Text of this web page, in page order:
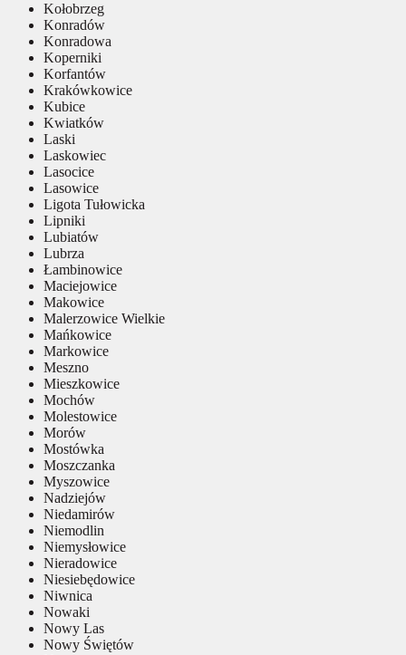
Kołobrzeg
Konradów
Konradowa
Koperniki
Korfantów
Krakówkowice
Kubice
Kwiatków
Laski
Laskowiec
Lasocice
Lasowice
Ligota Tułowicka
Lipniki
Lubiatów
Lubrza
Łambinowice
Maciejowice
Makowice
Malerzowice Wielkie
Mańkowice
Markowice
Meszno
Mieszkowice
Mochów
Molestowice
Morów
Mostówka
Moszczanka
Myszowice
Nadziejów
Niedamirów
Niemodlin
Niemysłowice
Nieradowice
Niesiebędowice
Niwnica
Nowaki
Nowy Las
Nowy Świętów